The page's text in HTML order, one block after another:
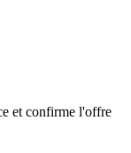
et confirme l'offre